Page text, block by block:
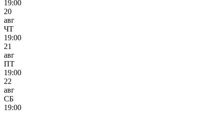
19:00
20
авг
ЧТ
19:00
21
авг
ПТ
19:00
22
авг
СБ
19:00